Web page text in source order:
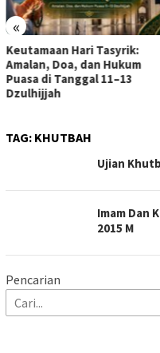
«
Hari Tasyrik:
Doa, dan Hukum
Tanggal 11–13
TAG: KHUTBAH
Ujian
Imam Dan
2015 M
Pencarian